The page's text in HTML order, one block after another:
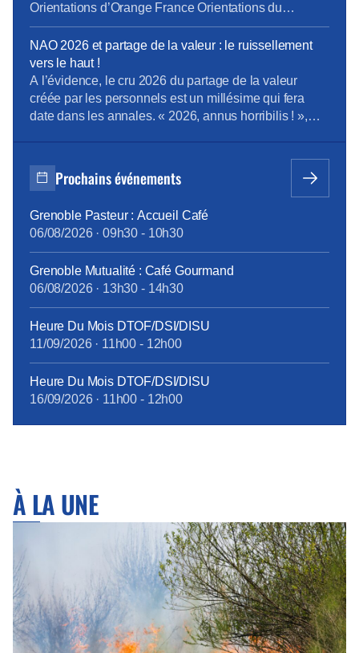
Orientations d’Orange France Orientations du
domaine Boucles Locales et Interventions (BLI)
Orientations de la Direction Entreprises France Projet
de cession de Globecast Holding Retrouvez
L’Essentiel du CSEC d’Avril
NAO 2026 et partage de la valeur : le ruissellement
vers le haut !
A l’évidence, le cru 2026 du partage de la valeur
créée par les personnels est un millésime qui fera
date dans les annales. « 2026, annus horribilis ! »,
à une redistribution de la valeur peau de chagrin. Et
[…]
Prochains événements
Grenoble Pasteur : Accueil Café
06/08/2026· 09h30 - 10h30
Grenoble Mutualité : Café Gourmand
06/08/2026· 13h30 - 14h30
Heure Du Mois DTOF/DSI/DISU
11/09/2026· 11h00 - 12h00
Heure Du Mois DTOF/DSI/DISU
16/09/2026· 11h00 - 12h00
À LA UNE